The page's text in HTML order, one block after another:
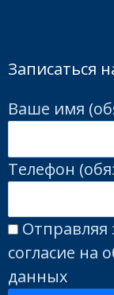
Записаться
Ваше имя
Телефон
Отправляя
согласие на
данных